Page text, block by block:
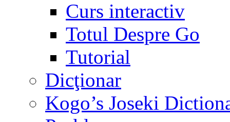
Curs interactiv
Totul Despre Go
Tutorial
Dicţionar
Kogo’s Joseki